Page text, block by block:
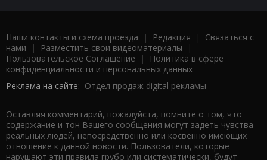
Наши контакты и схема проезда | Редакция | Связаться с
нами | Разместить свои видеоматериалы |
Пользовательское Соглашение |
Политика в сфере
конфиденциальности и персональных данных
Реклама на сайте: Отдел продаж digital рекламы
Оставляя комментарий, пожалуйста, помните о том, что
содержание и тон Вашего сообщения могут задеть чувства
реальных людей, непосредственно или косвенно имеющих
отношение к данной новости. Пользователи, которые
нарушают эти правила грубо или систематически, будут